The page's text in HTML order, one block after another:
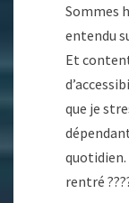
Sommes
entendu
Et
que je
quotidien.
rentré